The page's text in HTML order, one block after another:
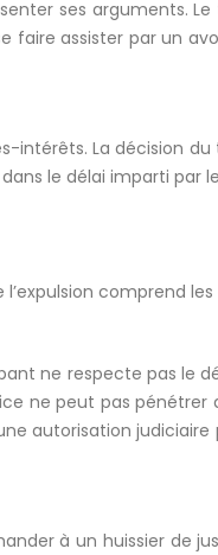
ses arguments.
faire assister par un
intérêts. La décision
le délai imparti par
comprend
ne respecte pas le
ne peut pas pénétrer
autorisation
à un huissier de